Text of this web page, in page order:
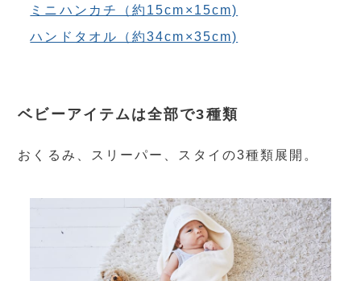
ミニハンカチ（約15cm×15cm)
ハンドタオル（約34cm×35cm)
ベビーアイテムは全部で3種類
おくるみ、スリーパー、スタイの3種類展開。